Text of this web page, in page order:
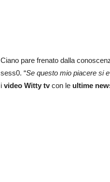
Ciano pare frenato dalla
sess0. “Se questo mio piacere si
i video Witty tvcon le ultime new